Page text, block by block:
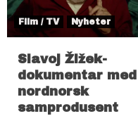
Film / TV Nyheter
Slavoj Žižek-
dokumentar med
nordnorsk
samprodusent